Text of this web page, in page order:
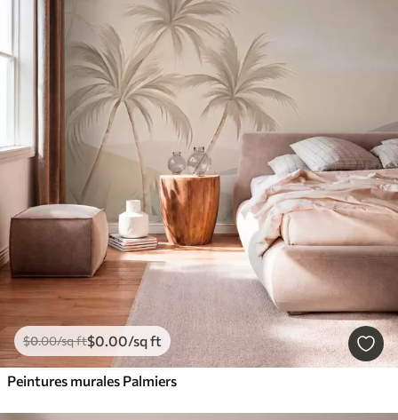
$0.00/sq ft$0.00/sq ft
Peintures murales Palmiers